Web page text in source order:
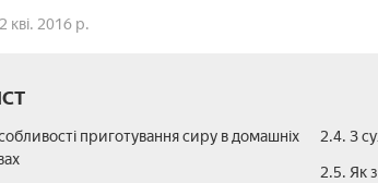
кві. 2016 р.
приготування сиру в домашніх
2.4. З
2.5. Як